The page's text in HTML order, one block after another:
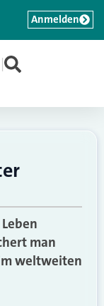
|
Anmelden
man
weltweiten